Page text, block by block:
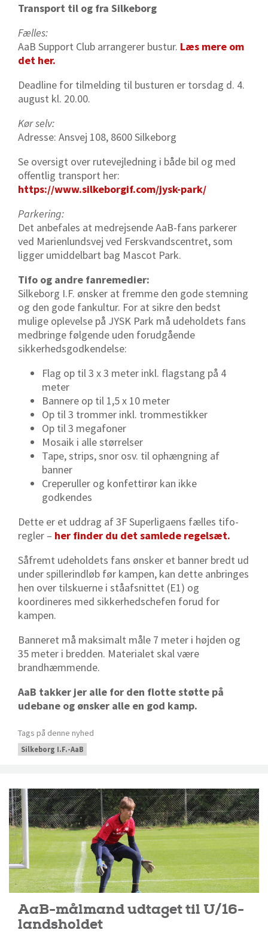
Transport til og fra Silkeborg
Fælles:
AaB Support Club arrangerer bustur. Læs mere om
det her.
Deadline for tilmelding til busturen er torsdag d. 4.
august kl. 20.00.
Kør selv:
Adresse: Ansvej 108, 8600 Silkeborg
Se oversigt over rutevejledning i både bil og med
offentlig transport her:
https://www.silkeborgif.com/jysk-park/
Parkering:
Det anbefales at medrejsende AaB-fans parkerer
ved Marienlundsvej ved Ferskvandscentret, som
ligger umiddelbart bag Mascot Park.
Tifo og andre fanremedier:
Silkeborg I.F. ønsker at fremme den gode stemning
og den gode fankultur. For at sikre den bedst
mulige oplevelse på JYSK Park må udeholdets fans
medbringe følgende uden forudgående
sikkerhedsgodkendelse:
Flag op til 3 x 3 meter inkl. flagstang på 4
meter
Bannere op til 1,5 x 10 meter
Op til 3 trommer inkl. trommestikker
Op til 3 megafoner
Mosaik i alle størrelser
Tape, strips, snor osv. til ophængning af
banner
Creperuller og konfettirør kan ikke
godkendes
Dette er et uddrag af 3F Superligaens fælles tifo-
regler – her finder du det samlede regelsæt.
Såfremt udeholdets fans ønsker et banner bredt ud
under spillerindløb før kampen, kan dette anbringes
hen over tilskuerne i ståafsnittet (E1) og
koordineres med sikkerhedschefen forud for
kampen.
Banneret må maksimalt måle 7 meter i højden og
35 meter i bredden. Materialet skal være
brandhæmmende.
AaB takker jer alle for den flotte støtte på
udebane og ønsker alle en god kamp.
Tags på denne nyhed
Silkeborg I.F.-AaB
AaB-målmand udtaget til U/16-
landsholdet